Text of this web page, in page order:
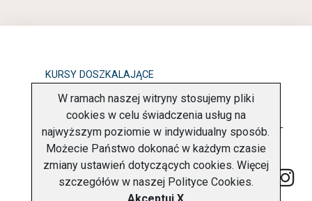
KURSY DOSZKALAJĄCE
OBOWIĄZEK INFORMACYJNY
POLITYKA PRYWATNOŚCI O FIRMIE KONTAKT
W ramach naszej witryny stosujemy pliki
cookies w celu świadczenia usług na
najwyższym poziomie w indywidualny sposób.
Możecie Państwo dokonać w każdym czasie
zmiany ustawień dotyczących cookies. Więcej
szczegółów w naszej Polityce Cookies.